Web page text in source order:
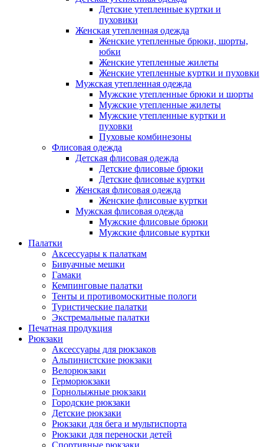
Детские утепленные куртки и
пуховики
Женская утепленная одежда
Женские утепленные брюки, шорты,
юбки
Женские утепленные жилеты
Женские утепленные куртки и пуховки
Мужская утепленная одежда
Мужские утепленные брюки и шорты
Мужские утепленные жилеты
Мужские утепленные куртки и
пуховки
Пуховые комбинезоны
Флисовая одежда
Детская флисовая одежда
Детские флисовые брюки
Детские флисовые куртки
Женская флисовая одежда
Женские флисовые куртки
Мужская флисовая одежда
Мужские флисовые брюки
Мужские флисовые куртки
Палатки
Аксессуары к палаткам
Бивуачные мешки
Гамаки
Кемпинговые палатки
Тенты и противомоскитные пологи
Туристические палатки
Экстремальные палатки
Печатная продукция
Рюкзаки
Аксессуары для рюкзаков
Альпинистские рюкзаки
Велорюкзаки
Герморюкзаки
Горнолыжные рюкзаки
Городские рюкзаки
Детские рюкзаки
Рюкзаки для бега и мультиспорта
Рюкзаки для переноски детей
Спортивные рюкзаки